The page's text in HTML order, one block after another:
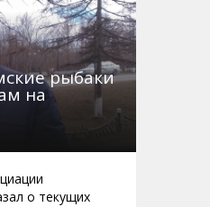
рыбаки
на
о текущих